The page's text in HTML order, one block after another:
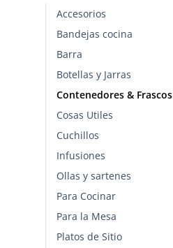
Accesorios
Bandejas cocina
Barra
Botellas y Jarras
Contenedores & Frascos
Cosas Utiles
Cuchillos
Infusiones
Ollas y sartenes
Para Cocinar
Para la Mesa
Platos de Sitio